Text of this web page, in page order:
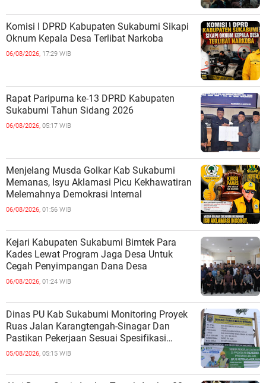
Komisi I DPRD Kabupaten Sukabumi Sikapi
Oknum Kepala Desa Terlibat Narkoba
06/08/2026, 17:29 WIB
Rapat Paripurna ke-13 DPRD Kabupaten
Sukabumi Tahun Sidang 2026
06/08/2026, 05:17 WIB
Menjelang Musda Golkar Kab Sukabumi
Memanas, Isyu Aklamasi Picu Kekhawatiran
Melemahnya Demokrasi Internal
06/08/2026, 01:56 WIB
Kejari Kabupaten Sukabumi Bimtek Para
Kades Lewat Program Jaga Desa Untuk
Cegah Penyimpangan Dana Desa
06/08/2026, 01:24 WIB
Dinas PU Kab Sukabumi Monitoring Proyek
Ruas Jalan Karangtengah-Sinagar Dan
Pastikan Pekerjaan Sesuai Spesifikasi
Teknis
05/08/2026, 05:15 WIB